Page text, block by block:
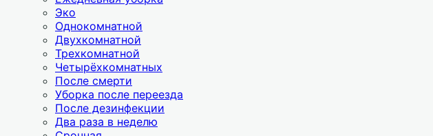
Эко
Однокомнатной
Двухкомнатной
Трехкомнатной
Четырёхкомнатных
После смерти
Уборка после переезда
После дезинфекции
Два раза в неделю